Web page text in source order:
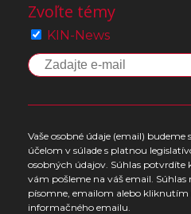
Zvoľte témy
KIN-News
Vaše osobné údaje (email)
účelom v súlade s platnou
osobných údajov. Súhlas
vám pošleme na váš email.
písomne, emailom alebo
informačného emailu.